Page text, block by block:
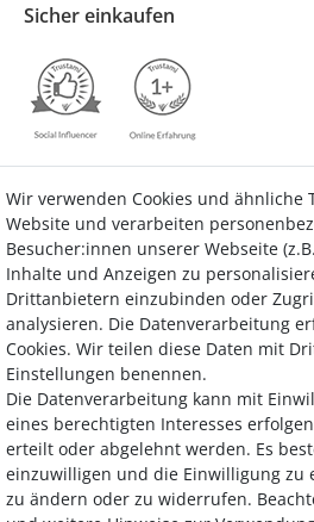
Sicher einkaufen
Vertrag widerrufen
Bezahlung
Wir bieten Ihnen viele Möglichkeiten
Bezahlung.
Wir verwenden Cookies und ähnliche
Website und verarbeiten
Besucher:innen unserer Webseite
Inhalte und Anzeigen zu
Drittanbietern einzubinden oder
analysieren. Die Datenverarbeitung
Cookies. Wir teilen diese Daten mit
Einstellungen benennen.
Die Datenverarbeitung kann mit
eines berechtigten Interesses
erteilt oder abgelehnt werden. Es
einzuwilligen und die Einwilligung zu
zu ändern oder zu widerrufen.